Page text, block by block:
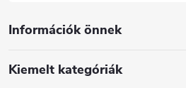
Információk önnek
Kiemelt kategóriák